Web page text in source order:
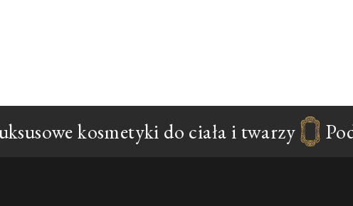
kosmetyki do ciała i twarzy